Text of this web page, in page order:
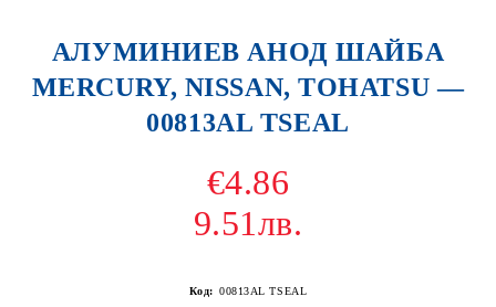
АЛУМИНИЕВ АНОД ШАЙБА
MERCURY, NISSAN, TOHATSU —
00813AL TSEAL
€4.86
9.51лв.
Код: 00813AL TSEAL